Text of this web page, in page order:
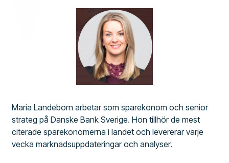
Maria Landeborn arbetar som sparekonom och senior
strateg på Danske Bank Sverige. Hon tillhör de mest
citerade sparekonomerna i landet och levererar varje
vecka marknadsuppdateringar och analyser.